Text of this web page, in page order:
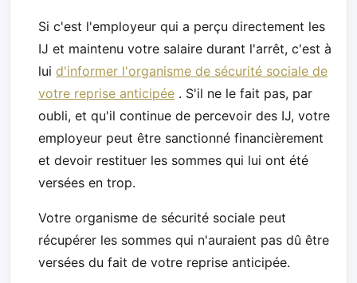
Si c'est l'employeur qui a perçu directement les
IJ et maintenu votre salaire durant l'arrêt, c'est à
luid'informer l'organisme de sécurité sociale de
votre reprise anticipée . S'il ne le fait pas, par
oubli, et qu'il continue de percevoir des IJ, votre
employeur peut être sanctionné financièrement
et devoir restituer les sommes qui lui ont été
versées en trop.
Votre organisme de sécurité sociale peut
récupérer les sommes qui n'auraient pas dû être
versées du fait de votre reprise anticipée.